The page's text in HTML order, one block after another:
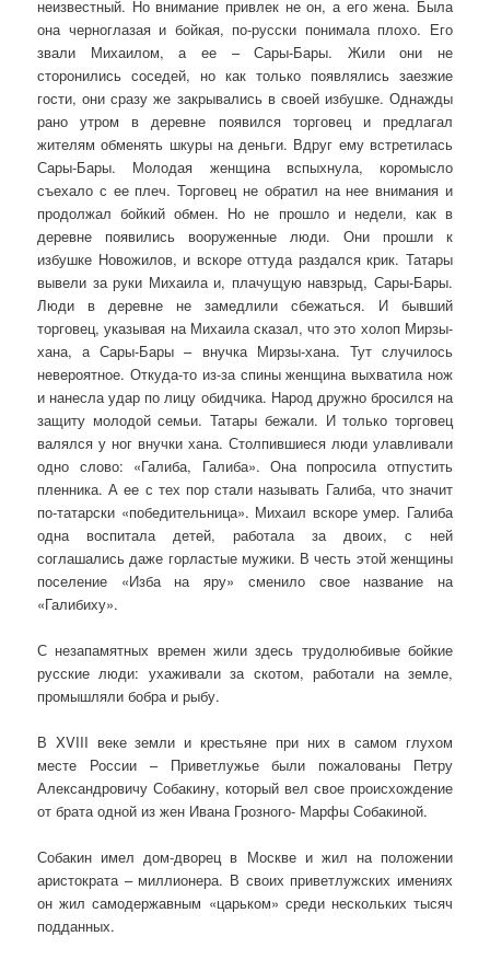
неизвестный. Но внимание привлек не он, а его жена. Была
она черноглазая и бойкая, по-русски понимала плохо. Его
звали Михаилом, а ее – Сары-Бары. Жили они не
сторонились соседей, но как только появлялись заезжие
гости, они сразу же закрывались в своей избушке. Однажды
рано утром в деревне появился торговец и предлагал
жителям обменять шкуры на деньги. Вдруг ему встретилась
Сары-Бары. Молодая женщина вспыхнула, коромысло
съехало с ее плеч. Торговец не обратил на нее внимания и
продолжал бойкий обмен. Но не прошло и недели, как в
деревне появились вооруженные люди. Они прошли к
избушке Новожилов, и вскоре оттуда раздался крик. Татары
вывели за руки Михаила и, плачущую навзрыд, Сары-Бары.
Люди в деревне не замедлили сбежаться. И бывший
торговец, указывая на Михаила сказал, что это холоп Мирзы-
хана, а Сары-Бары – внучка Мирзы-хана. Тут случилось
невероятное. Откуда-то из-за спины женщина выхватила нож
и нанесла удар по лицу обидчика. Народ дружно бросился на
защиту молодой семьи. Татары бежали. И только торговец
валялся у ног внучки хана. Столпившиеся люди улавливали
одно слово: «Галиба, Галиба». Она попросила отпустить
пленника. А ее с тех пор стали называть Галиба, что значит
по-татарски «победительница». Михаил вскоре умер. Галиба
одна воспитала детей, работала за двоих, с ней
соглашались даже горластые мужики. В честь этой женщины
поселение «Изба на яру» сменило свое название на
«Галибиху».
С незапамятных времен жили здесь трудолюбивые бойкие
русские люди: ухаживали за скотом, работали на земле,
промышляли бобра и рыбу.
В XVIII веке земли и крестьяне при них в самом глухом
месте России – Приветлужье были пожалованы Петру
Александровичу Собакину, который вел свое происхождение
от брата одной из жен Ивана Грозного- Марфы Собакиной.
Собакин имел дом-дворец в Москве и жил на положении
аристократа – миллионера. В своих приветлужских имениях
он жил самодержавным «царьком» среди нескольких тысяч
подданных.